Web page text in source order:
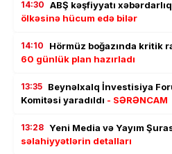
14:30 ABŞ kəşfiyyatı
ölkəsinə hücum edə bilər
14:10 Hörmüz boğazında kritik
60 günlük plan hazırladı
13:35 Beynəlxalq İnvestisiya
Komitəsi yaradıldı - SƏRƏNCAM
13:28 Yeni Media və Yayım
səlahiyyətlərin detalları